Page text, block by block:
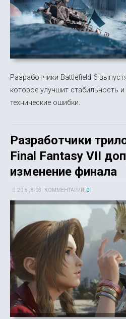
Разработчики Battlefield 6
которое улучшит стабильность
технические ошибки.
Разработчики
Final Fantasy VII
изменение финала
20 6-, 8-03 КОММЕНТАРИИ: 0